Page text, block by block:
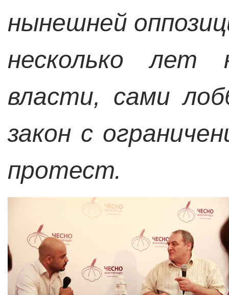
нынешней
несколько лет
власти, сами
закон с
протест.